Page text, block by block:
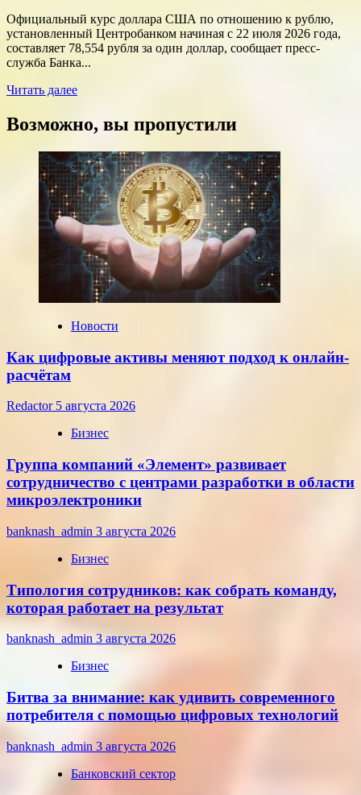
Официальный курс доллара США по отношению к рублю,
установленный Центробанком начиная с 22 июля 2026 года,
составляет 78,554 рубля за один доллар, сообщает пресс-
служба Банка...
Читать далееПрочитать
Курсы
и
евро,
установленные
ЦБ
РФ
на
среду,
22
июля
2026
года
Возможно, вы пропустили
Новости
Как цифровые активы меняют подход к онлайн-
расчётам
Redactor 5 августа 2026
Бизнес
Группа компаний «Элемент» развивает
сотрудничество с центрами разработки в области
микроэлектроники
banknash_admin 3 августа 2026
Бизнес
Типология сотрудников: как собрать команду,
которая работает на результат
banknash_admin 3 августа 2026
Бизнес
Битва за внимание: как удивить современного
потребителя с помощью цифровых технологий
banknash_admin 3 августа 2026
Банковский сектор